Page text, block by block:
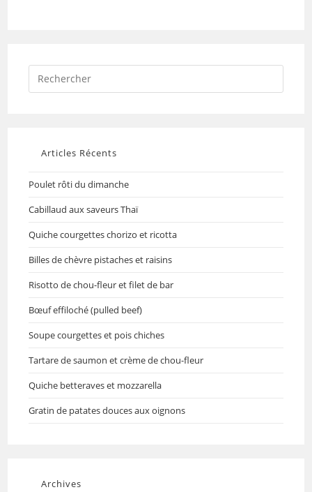
Articles Récents
Poulet rôti du dimanche
Cabillaud aux saveurs Thaï
Quiche courgettes chorizo et ricotta
Billes de chèvre pistaches et raisins
Risotto de chou-fleur et filet de bar
Bœuf effiloché (pulled beef)
Soupe courgettes et pois chiches
Tartare de saumon et crème de chou-fleur
Quiche betteraves et mozzarella
Gratin de patates douces aux oignons
Archives